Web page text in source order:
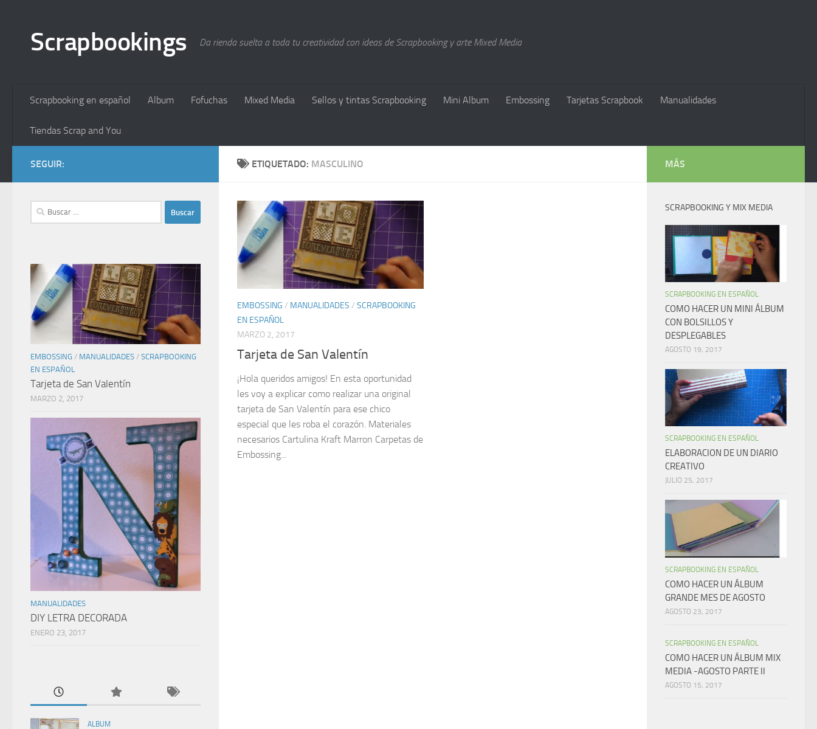
Scrapbookings Da rienda suelta a toda tu creatividad con ideas de Scrapbooking y arte Mixed Media
Scrapbooking en español Album Fofuchas Mixed Media Sellos y tintas Scrapbooking Mini Album Embossing Tarjetas Scrapbook Manualidades
Tiendas Scrap and You
ETIQUETADO: MASCULINO
EMBOSSING / MANUALIDADES / SCRAPBOOKING
EN ESPAÑOL
MARZO 2, 2017
Tarjeta de San Valentín
¡Hola queridos amigos! En esta oportunidad
les voy a explicar como realizar una original
tarjeta de San Valentín para ese chico
especial que les roba el corazón. Materiales
necesarios Cartulina Kraft Marron Carpetas de
Embossing...
SEGUIR:
Buscar:
EMBOSSING / MANUALIDADES / SCRAPBOOKING
EN ESPAÑOL
Tarjeta de San Valentín
MARZO 2, 2017
MANUALIDADES
DIY LETRA DECORADA
ENERO 23, 2017
ALBUM
MÁS
SCRAPBOOKING Y MIX MEDIA
SCRAPBOOKING EN ESPAÑOL
COMO HACER UN MINI ÁLBUM
CON BOLSILLOS Y
DESPLEGABLES
AGOSTO 19, 2017
SCRAPBOOKING EN ESPAÑOL
ELABORACION DE UN DIARIO
CREATIVO
JULIO 25, 2017
SCRAPBOOKING EN ESPAÑOL
COMO HACER UN ÁLBUM
GRANDE MES DE AGOSTO
AGOSTO 23, 2017
SCRAPBOOKING EN ESPAÑOL
COMO HACER UN ÁLBUM MIX
MEDIA -AGOSTO PARTE II
AGOSTO 15, 2017